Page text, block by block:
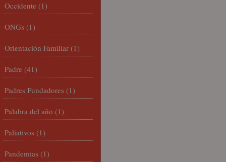
Occidente (1)
ONGs (1)
Orientación Familiar (1)
Padre (41)
Padres Fundadores (1)
Palabra del año (1)
Paliativos (1)
Pandemias (1)